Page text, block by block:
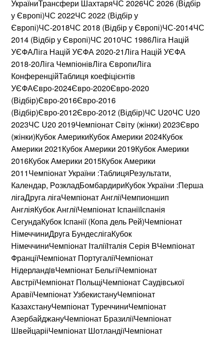
УкраїниТрансфери ШахтаряЧС 2026ЧС 2026 (Відбір
у Європі)ЧС 2022ЧС 2022 (Відбір у
Європі)ЧС-2018ЧС 2018 (Відбір у Європі)ЧС-2014ЧС
2014 (Відбір у Європі)ЧС 2010ЧС 1986Ліга Націй
УЄФАЛіга Націй УЄФА 2020-21Ліга Націй УЄФА
2018-20Ліга ЧемпіонівЛіга ЄвропиЛіга
КонференційТаблиця коефіцієнтів
УЄФАЄвро-2024Євро-2020Євро-2020
(Відбір)Євро-2016Євро-2016
(Відбір)Євро-2012Євро-2012 (Відбір)ЧС U20ЧС U20
2023ЧС U20 2019Чемпіонат Світу (жінки) 2023Євро
(жінки)Кубок АмерикиКубок Америки 2024Кубок
Америки 2021Кубок Америки 2019Кубок Америки
2016Кубок Америки 2015Кубок Америки
2011Чемпіонат України :ТаблицяРезультати,
Календар, PoзкладБомбардириКубок України :Перша
лігаДруга лігаЧемпіонат АнгліїЧемпионшип
АнгліяКубок АнгліїЧемпіонат ІспаніїІспанія
СегундаКубок Іспанії (Копа дель Рей)Чемпіонат
НімеччиниДруга БундеслігаКубок
НімеччиниЧемпіонат ІталіїІталія Серія BЧемпіонат
ФранціїЧемпіонат ПортугаліїЧемпіонат
НідерландiвЧемпіонат БельгіїЧемпіонат
АвстріїЧемпіонат ПольщіЧемпіонат Саудівської
АравіїЧемпіонат УзбекистануЧемпіонат
КазахстануЧемпіонат ТуреччиниЧемпіонат
АзербайджануЧемпіонат БразиліїЧемпіонат
ШвейцарііЧемпіонат ШотландіїЧемпіонат